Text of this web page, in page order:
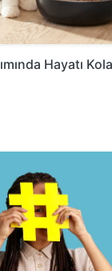
Hayatı